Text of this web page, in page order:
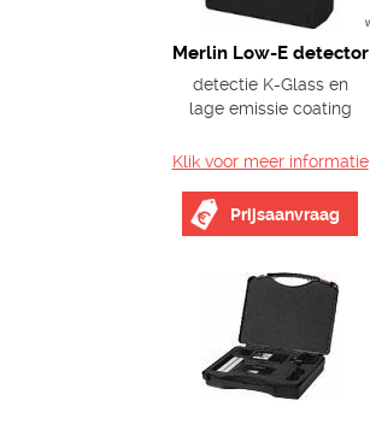
Merlin Low-E detector
detectie K-Glass en
lage emissie coating
Klik voor meer informatie
Prijsaanvraag